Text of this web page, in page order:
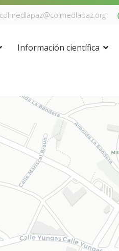
colmedlapaz@colmedlapaz.org
Información científica